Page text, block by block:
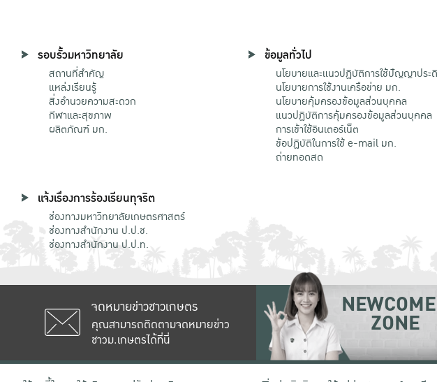
รอบรั้วมหาวิทยาลัย
สถานที่สำคัญ
แหล่งเรียนรู้
สิ่งอำนวยความสะดวก
กีฬาและสุขภาพ
ผลิตภัณฑ์ มก.
ข้อมูลทั่วไป
นโยบายและแนวปฏิบัติการใช้ปัญญาประ
นโยบายการใช้งานเครือข่าย มก.
นโยบายคุ้มครองข้อมูลส่วนบุคคล
แนวปฏิบัติการคุ้มครองข้อมูลส่วนบุคคล
การเข้าใช้อินเตอร์เน็ต
ข้อปฏิบัติในการใช้ e-mail มก.
ถ่ายทอดสด
แจ้งเรื่องการร้องเรียนทุจริต
ช่องทางมหาวิทยาลัยเกษตรศาสตร์
ช่องทางสำนักงาน ป.ป.ช.
ช่องทางสำนักงาน ป.ป.ท.
จดหมายข่าวชาวเกษตร
คุณสามารถติดตามจดหมายข่าว
ชาวม.เกษตรได้ที่นี่
ZONE